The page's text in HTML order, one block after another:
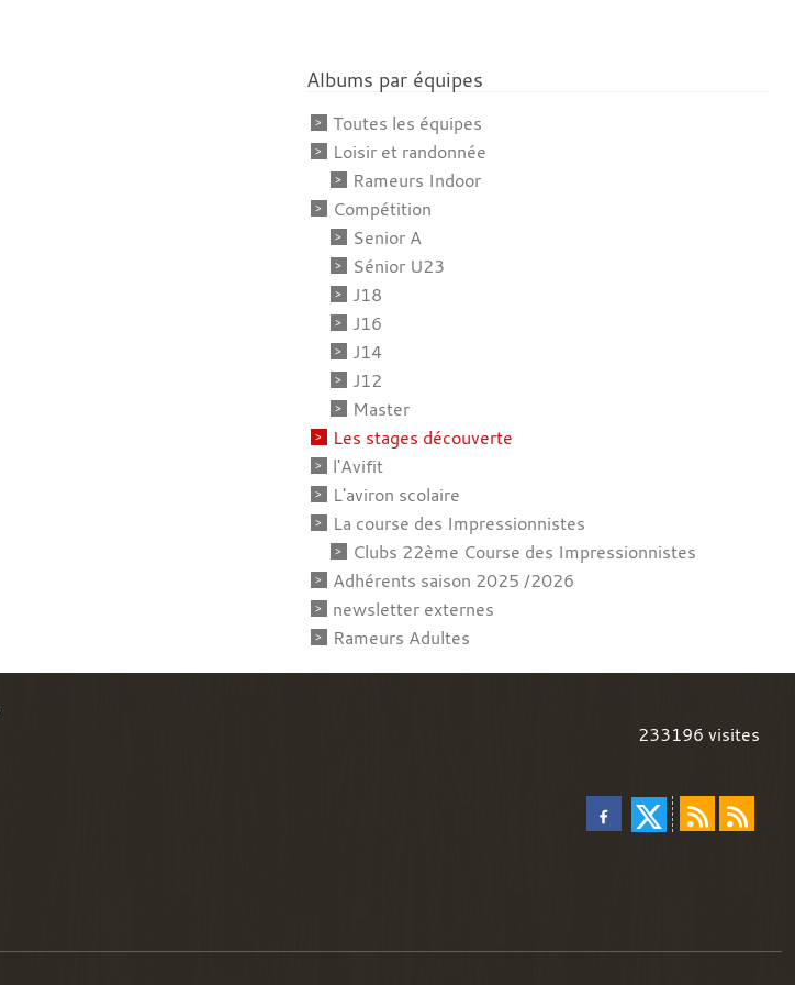
Albums par équipes
Toutes les équipes
Loisir et randonnée
Rameurs Indoor
Compétition
Senior A
Sénior U23
J18
J16
J14
J12
Master
Les stages découverte
l'Avifit
L'aviron scolaire
La course des Impressionnistes
Clubs 22ème Course des Impressionnistes
Adhérents saison 2025 /2026
newsletter externes
Rameurs Adultes
233196 visites